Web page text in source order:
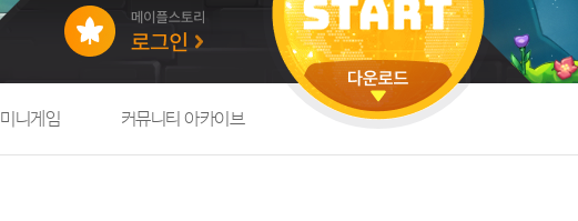
미니게임 커뮤니티 아카이브